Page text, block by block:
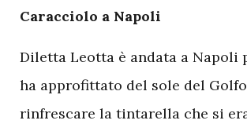
Caracciolo a Napoli
Diletta Leotta è andata a Napoli
ha approfittato del sole del
rinfrescare la tintarella che si